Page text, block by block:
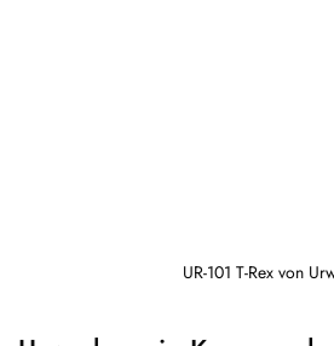
UR-101 T-Rex von